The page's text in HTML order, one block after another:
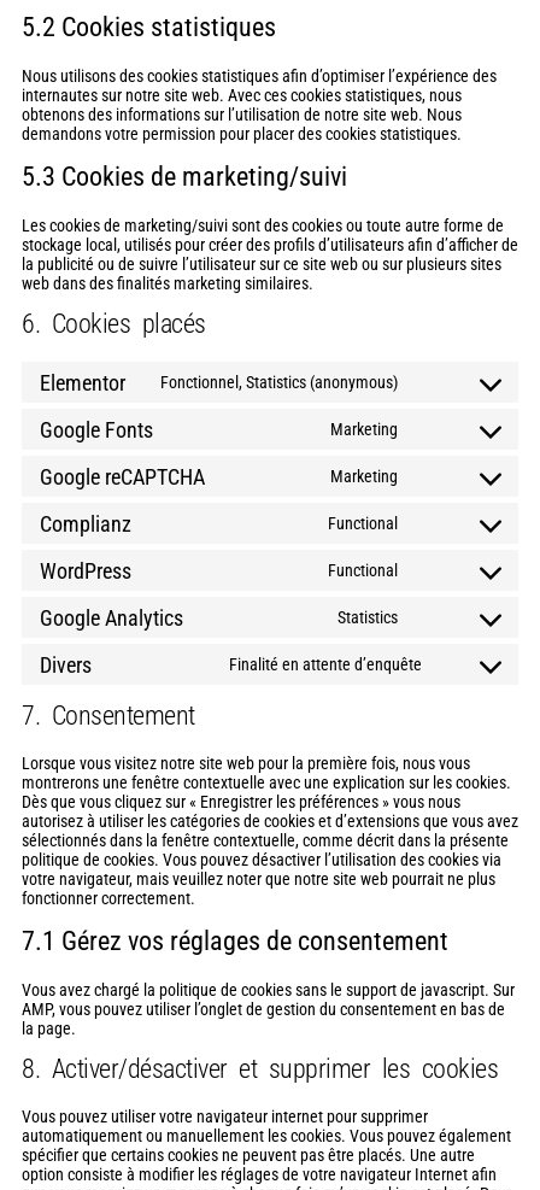
5.2 Cookies statistiques
Nous utilisons des cookies statistiques afin d’optimiser l’expérience des
internautes sur notre site web. Avec ces cookies statistiques, nous
obtenons des informations sur l’utilisation de notre site web. Nous
demandons votre permission pour placer des cookies statistiques.
5.3 Cookies de marketing/suivi
Les cookies de marketing/suivi sont des cookies ou toute autre forme de
stockage local, utilisés pour créer des profils d’utilisateurs afin d’afficher de
la publicité ou de suivre l’utilisateur sur ce site web ou sur plusieurs sites
web dans des finalités marketing similaires.
6. Cookies placés
Elementor Fonctionnel, Statistics (anonymous)
Google Fonts Marketing
Google reCAPTCHA Marketing
Complianz Functional
WordPress Functional
Google Analytics Statistics
Divers Finalité en attente d’enquête
7. Consentement
Lorsque vous visitez notre site web pour la première fois, nous vous
montrerons une fenêtre contextuelle avec une explication sur les cookies.
Dès que vous cliquez sur « Enregistrer les préférences » vous nous
autorisez à utiliser les catégories de cookies et d’extensions que vous avez
sélectionnés dans la fenêtre contextuelle, comme décrit dans la présente
politique de cookies. Vous pouvez désactiver l’utilisation des cookies via
votre navigateur, mais veuillez noter que notre site web pourrait ne plus
fonctionner correctement.
7.1 Gérez vos réglages de consentement
Vous avez chargé la politique de cookies sans le support de javascript. Sur
AMP, vous pouvez utiliser l’onglet de gestion du consentement en bas de
la page.
8. Activer/désactiver et supprimer les cookies
Vous pouvez utiliser votre navigateur internet pour supprimer
automatiquement ou manuellement les cookies. Vous pouvez également
spécifier que certains cookies ne peuvent pas être placés. Une autre
option consiste à modifier les réglages de votre navigateur Internet afin